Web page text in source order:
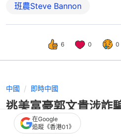
班農Steve Bannon
6 0 0
中國 即時中國
逃美富豪郭文貴涉詐
元 在美被判囚30年
在Google
追蹤《香港01》